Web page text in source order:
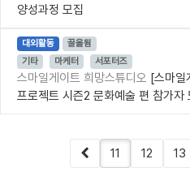
양성과정 모집
대외활동 끌올됨
기타
마케터 서포터즈
스마일게이트 희망스튜디오 [스마일
프로젝트 시즌2 문화예술 편 참가
11 12 13